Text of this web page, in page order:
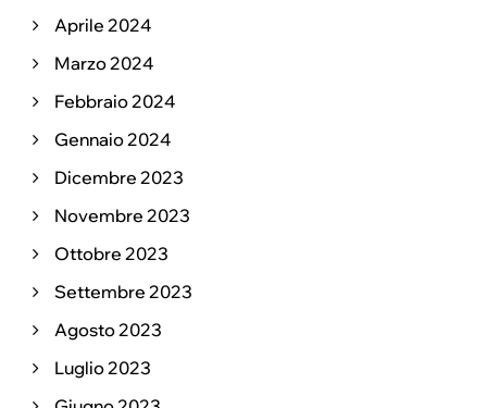
Aprile 2024
Marzo 2024
Febbraio 2024
Gennaio 2024
Dicembre 2023
Novembre 2023
Ottobre 2023
Settembre 2023
Agosto 2023
Luglio 2023